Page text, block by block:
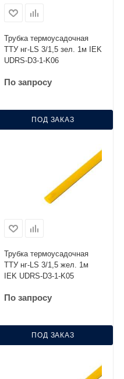
Трубка термоусадочная
ТТУ нг-LS 3/1,5 зел. 1м IEK
UDRS-D3-1-K06
По запросу
ПОД ЗАКАЗ
Трубка термоусадочная
ТТУ нг-LS 3/1,5 жел. 1м
IEK UDRS-D3-1-K05
По запросу
ПОД ЗАКАЗ